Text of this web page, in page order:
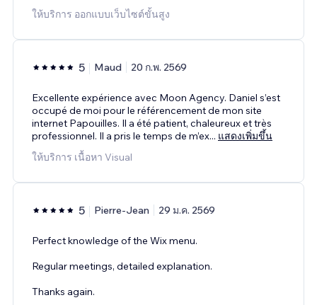
ให้บริการ ออกแบบเว็บไซต์ขั้นสูง
5 Maud 20 ก.พ. 2569
Excellente expérience avec Moon Agency. Daniel s’est
occupé de moi pour le référencement de mon site
internet Papouilles. Il a été patient, chaleureux et très
professionnel. Il a pris le temps de m’ex... แสดงเพิ่มขึ้น
ให้บริการ เนื้อหา Visual
5 Pierre-Jean 29 ม.ค. 2569
Perfect knowledge of the Wix menu.
Regular meetings, detailed explanation.
Thanks again.